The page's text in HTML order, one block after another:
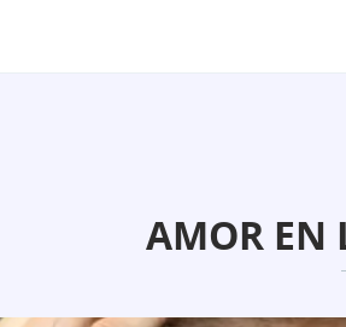
AMOR EN